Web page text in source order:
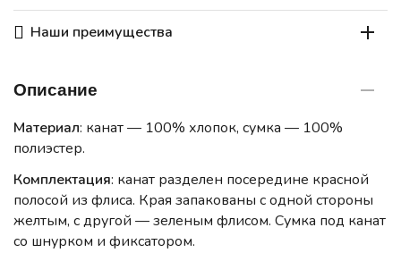
Наши преимущества
Описание
Материал: канат — 100% хлопок, сумка — 100%
полиэстер.
Комплектация: канат разделен посередине красной
полосой из флиса. Края запакованы с одной стороны
желтым, с другой — зеленым флисом. Сумка под канат
со шнурком и фиксатором.